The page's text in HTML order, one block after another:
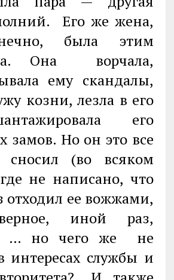
Его же жена,
была этим
Она ворчала,
ему скандалы,
козни, лезла в его
его
замов. Но он это все
сносил (во всяком
не написано, что
отходил ее вожжами,
иной раз,
… но чего же не
интересах службы и